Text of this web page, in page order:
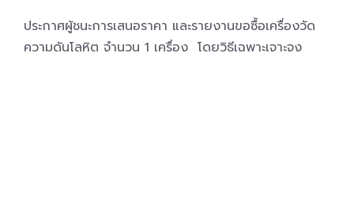
ประกาศผู้ชนะการเสนอราคา และรายงานขอซื้อเครื่องวัด
ความดันโลหิต จำนวน 1 เครื่อง โดยวิธีเฉพาะเจาะจง